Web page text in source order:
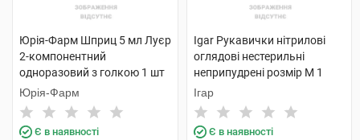
Юрія-Фарм Шприц 5 мл Луєр
2-компонентний
одноразовий з голкою 1 шт
Юрія-Фарм
Є в наявності
Igar Рукавички нітрилові
оглядові нестерильні
неприпудрені розмір M 1
пара
Ігар
Є в наявності